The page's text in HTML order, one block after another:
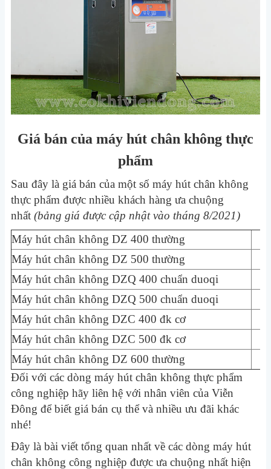
Giá bán của máy hút chân không thực
phẩm
Sau đây là giá bán của một số máy hút chân không
thực phẩm được nhiều khách hàng ưa chuộng
nhất (bảng giá được cập nhật vào tháng 8/2021)
Máy hút chân không DZ 400 thường
Máy hút chân không DZ 500 thường
Máy hút chân không DZQ 400 chuẩn duoqi
Máy hút chân không DZQ 500 chuẩn duoqi
Máy hút chân không DZC 400 đk cơ
Máy hút chân không DZC 500 đk cơ
Máy hút chân không DZ 600 thường
Đối với các dòng máy hút chân không thực phẩm
công nghiệp hãy liên hệ với nhân viên của Viễn
Đông để biết giá bán cụ thể và nhiều ưu đãi khác
nhé!
Đây là bài viết tổng quan nhất về các dòng máy hút
chân không công nghiệp được ưa chuộng nhất hiện